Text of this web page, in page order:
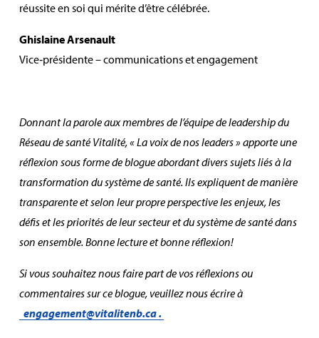
réussite en soi qui mérite d’être célébrée.
Ghislaine Arsenault
Vice‑présidente – communications et engagement
Donnant la parole aux membres de l’équipe de leadership du
Réseau de santé Vitalité, « La voix de nos leaders » apporte une
réflexion sous forme de blogue abordant divers sujets liés à la
transformation du système de santé. Ils expliquent de manière
transparente et selon leur propre perspective les enjeux, les
défis et les priorités de leur secteur et du système de santé dans
son ensemble. Bonne lecture et bonne réflexion!
Si vous souhaitez nous faire part de vos réflexions ou
commentaires sur ce blogue, veuillez nous écrire à
engagement@vitalitenb.ca.